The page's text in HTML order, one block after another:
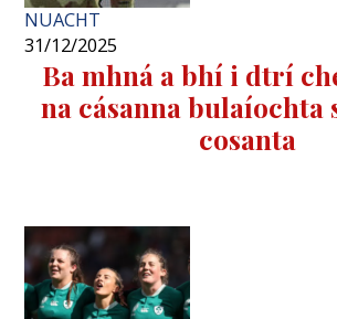
NUACHT
31/12/2025
Ba mhná a bhí i dtrí
na cásanna bulaíochta
cosanta